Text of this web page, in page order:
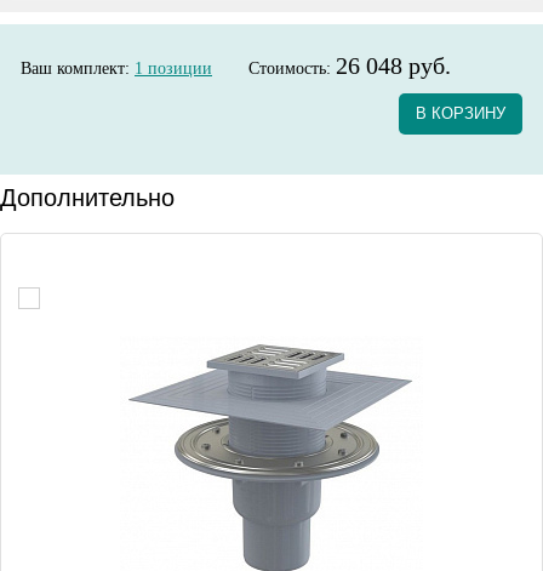
Ваш комплект: 1 позиции Стоимость: 26 048 руб.
В КОРЗИНУ
Дополнительно